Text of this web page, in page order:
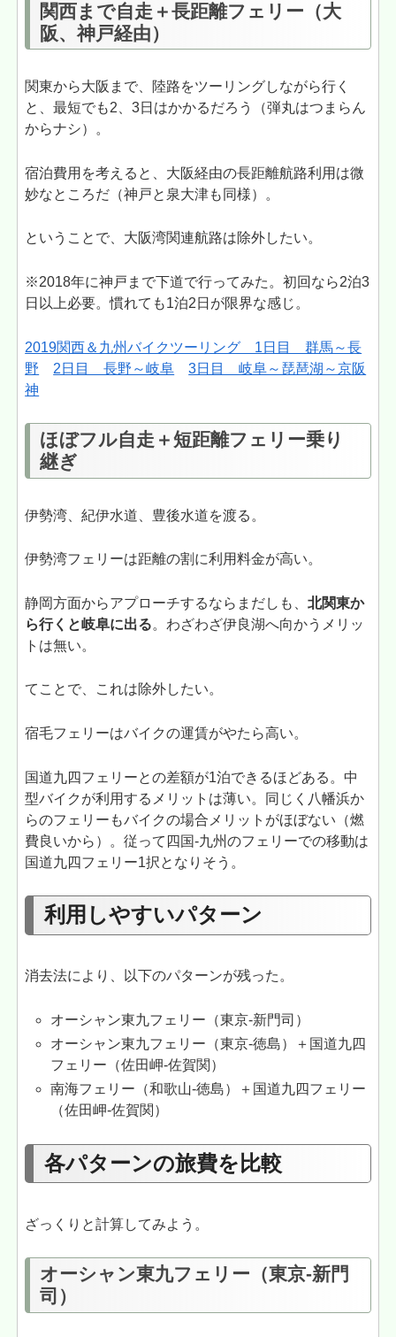
関西まで自走＋長距離フェリー（大
阪、神戸経由）
関東から大阪まで、陸路をツーリングしながら行く
と、最短でも2、3日はかかるだろう（弾丸はつまらん
からナシ）。
宿泊費用を考えると、大阪経由の長距離航路利用は微
妙なところだ（神戸と泉大津も同様）。
ということで、大阪湾関連航路は除外したい。
※2018年に神戸まで下道で行ってみた。初回なら2泊3
日以上必要。慣れても1泊2日が限界な感じ。
2019関西＆九州バイクツーリング 1日目 群馬～長
野
2日目 長野～岐阜
3日目 岐阜～琵琶湖～京阪
神
ほぼフル自走＋短距離フェリー乗り
継ぎ
伊勢湾、紀伊水道、豊後水道を渡る。
伊勢湾フェリーは距離の割に利用料金が高い。
静岡方面からアプローチするならまだしも、北関東か
ら行くと岐阜に出る。わざわざ伊良湖へ向かうメリッ
トは無い。
てことで、これは除外したい。
宿毛フェリーはバイクの運賃がやたら高い。
国道九四フェリーとの差額が1泊できるほどある。中
型バイクが利用するメリットは薄い。同じく八幡浜か
らのフェリーもバイクの場合メリットがほぼない（燃
費良いから）。従って四国-九州のフェリーでの移動は
国道九四フェリー1択となりそう。
利用しやすいパターン
消去法により、以下のパターンが残った。
オーシャン東九フェリー（東京-新門司）
オーシャン東九フェリー（東京-徳島）＋国道九四
フェリー（佐田岬-佐賀関）
南海フェリー（和歌山-徳島）＋国道九四フェリー
（佐田岬-佐賀関）
各パターンの旅費を比較
ざっくりと計算してみよう。
オーシャン東九フェリー（東京-新門
司）